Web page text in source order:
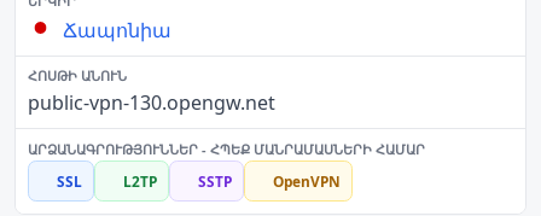
Ճապոնիա
public-vpn-130.opengw.net
SSL L2TP SSTP OpenVPN